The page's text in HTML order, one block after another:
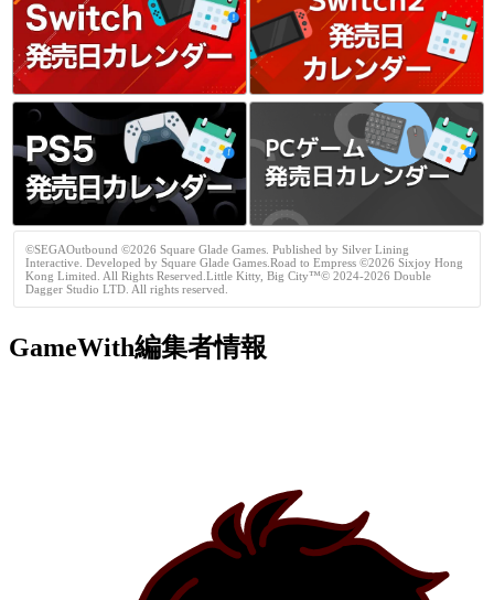
©SEGAOutbound ©2026 Square Glade Games. Published by Silver Lining
Interactive. Developed by Square Glade Games.Road to Empress ©2026 Sixjoy Hong
Kong Limited. All Rights Reserved.Little Kitty, Big City™© 2024-2026 Double
Dagger Studio LTD. All rights reserved.
GameWith編集者情報